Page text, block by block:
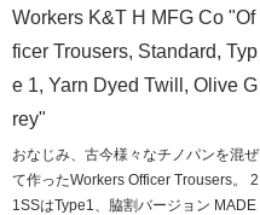
Workers K&T H MFG Co "Of
ficer Trousers, Standard, Typ
e 1, Yarn Dyed Twill, Olive G
rey"
おなじみ、古今様々なチノパンを混ぜ
て作ったWorkers Officer Trousers。 2
1SSはType1、脇割バージョン MADE